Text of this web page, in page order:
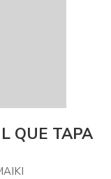
QUE TAPA